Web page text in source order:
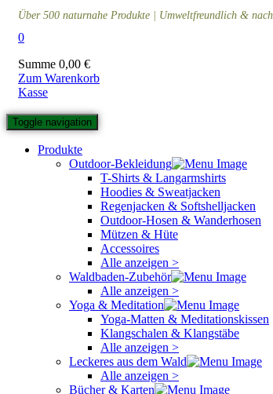
Über 500 naturnahe Produkte | Umweltfreundlich &
0
Summe 0,00 €
Zum Warenkorb
Kasse
Toggle navigation
Produkte
Outdoor-Bekleidung
T-Shirts & Langarmshirts
Hoodies & Sweatjacken
Regenjacken & Softshelljacken
Outdoor-Hosen & Wanderhosen
Mützen & Hüte
Accessoires
Alle anzeigen >
Waldbaden-Zubehör
Alle anzeigen >
Yoga & Meditation
Yoga-Matten & Meditationskissen
Klangschalen & Klangstäbe
Alle anzeigen >
Leckeres aus dem Wald
Alle anzeigen >
Bücher & Karten